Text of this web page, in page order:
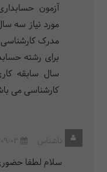
آزمون
مورد نیاز سه
مدرک
سال سابقه
کارشناسی می
ناشناس 03
سلام لطفا